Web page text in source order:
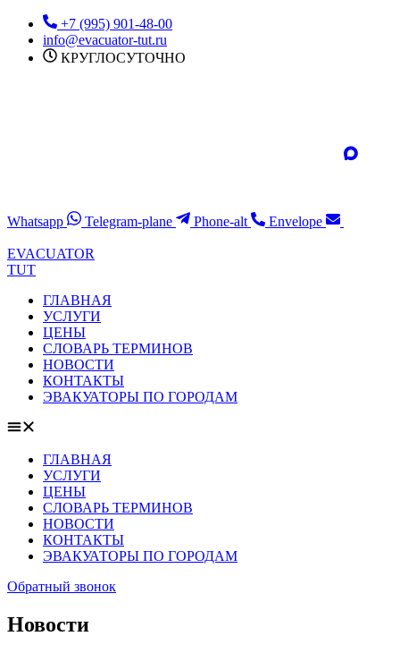
Перейти
содержимому
+7 (995) 901-48-00
info@evacuator-tut.ru
КРУГЛОСУТОЧНО
Whatsapp Telegram-plane Phone-alt Envelope
EVACUATOR
TUT
ГЛАВНАЯ
УСЛУГИ
ЦЕНЫ
СЛОВАРЬ ТЕРМИНОВ
НОВОСТИ
КОНТАКТЫ
ЭВАКУАТОРЫ ПО ГОРОДАМ
ГЛАВНАЯ
УСЛУГИ
ЦЕНЫ
СЛОВАРЬ ТЕРМИНОВ
НОВОСТИ
КОНТАКТЫ
ЭВАКУАТОРЫ ПО ГОРОДАМ
Обратный звонок
Новости